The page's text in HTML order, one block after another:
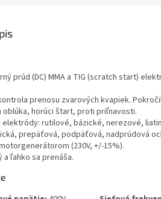
prúd (DC) MMA a TIG (scratch start)
prenosu zvarových kvapiek.
oblúka, horúci štart, proti priľnavosti.
rutilové, bázické, nerezové,
prepäťová, podpäťová, nadprúdová
(230V, +/-15%).
a ľahko sa prenáša.